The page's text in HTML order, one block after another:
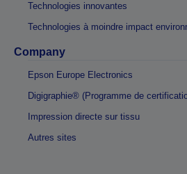
Technologies innovantes
Technologies à moindre impact
Company
Epson Europe Electronics
Digigraphie® (Programme de
Impression directe sur tissu
Autres sites